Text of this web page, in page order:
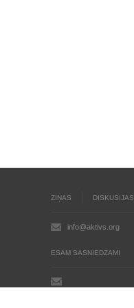
ZIŅAS DISKUSIJAS
info@aktivs.org
ESAM SASNIEDZAMI